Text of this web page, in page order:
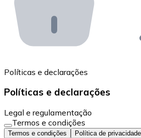
API Bitnovo
Integre nossa API no seu
Junte-se à nossa rede de
Adicionar um Token
Políticas e declarações
Políticas e declarações
Legal e regulamentação
Termos e condições
Termos e condições Política de privacidade